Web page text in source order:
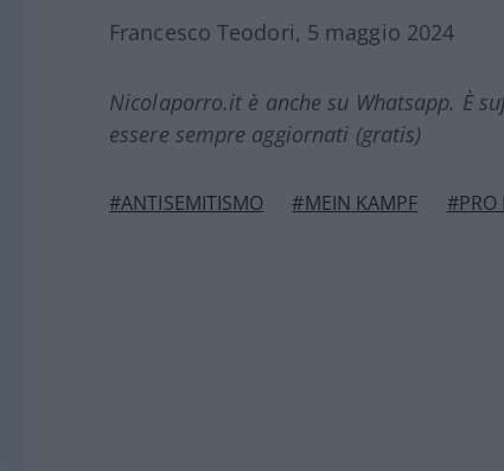
Francesco Teodori, 5 maggio 2024
Nicolaporro.it è anche su Whatsapp. È
essere sempre aggiornati (gratis)
#ANTISEMITISMO #MEIN KAMPF #PRO